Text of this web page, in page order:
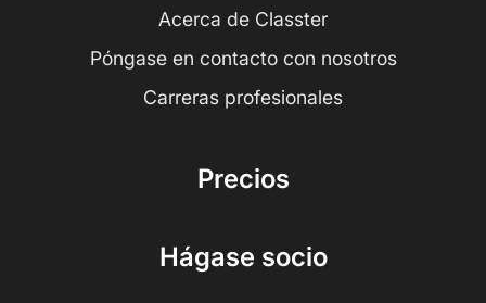
Acerca de Classter
Póngase en contacto con nosotros
Carreras profesionales
Precios
Hágase socio